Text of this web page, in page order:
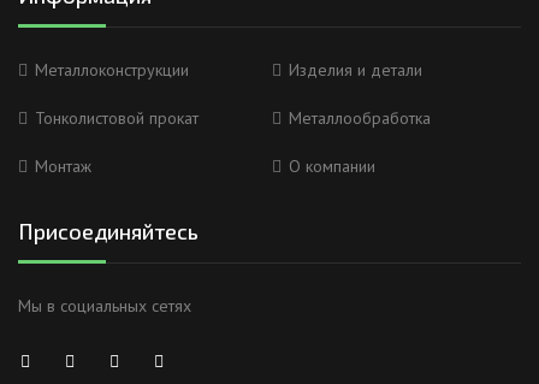
Металлоконструкции Изделия и детали
Тонколистовой прокат Металлообработка
Монтаж О компании
Присоединяйтесь
Мы в социальных сетях